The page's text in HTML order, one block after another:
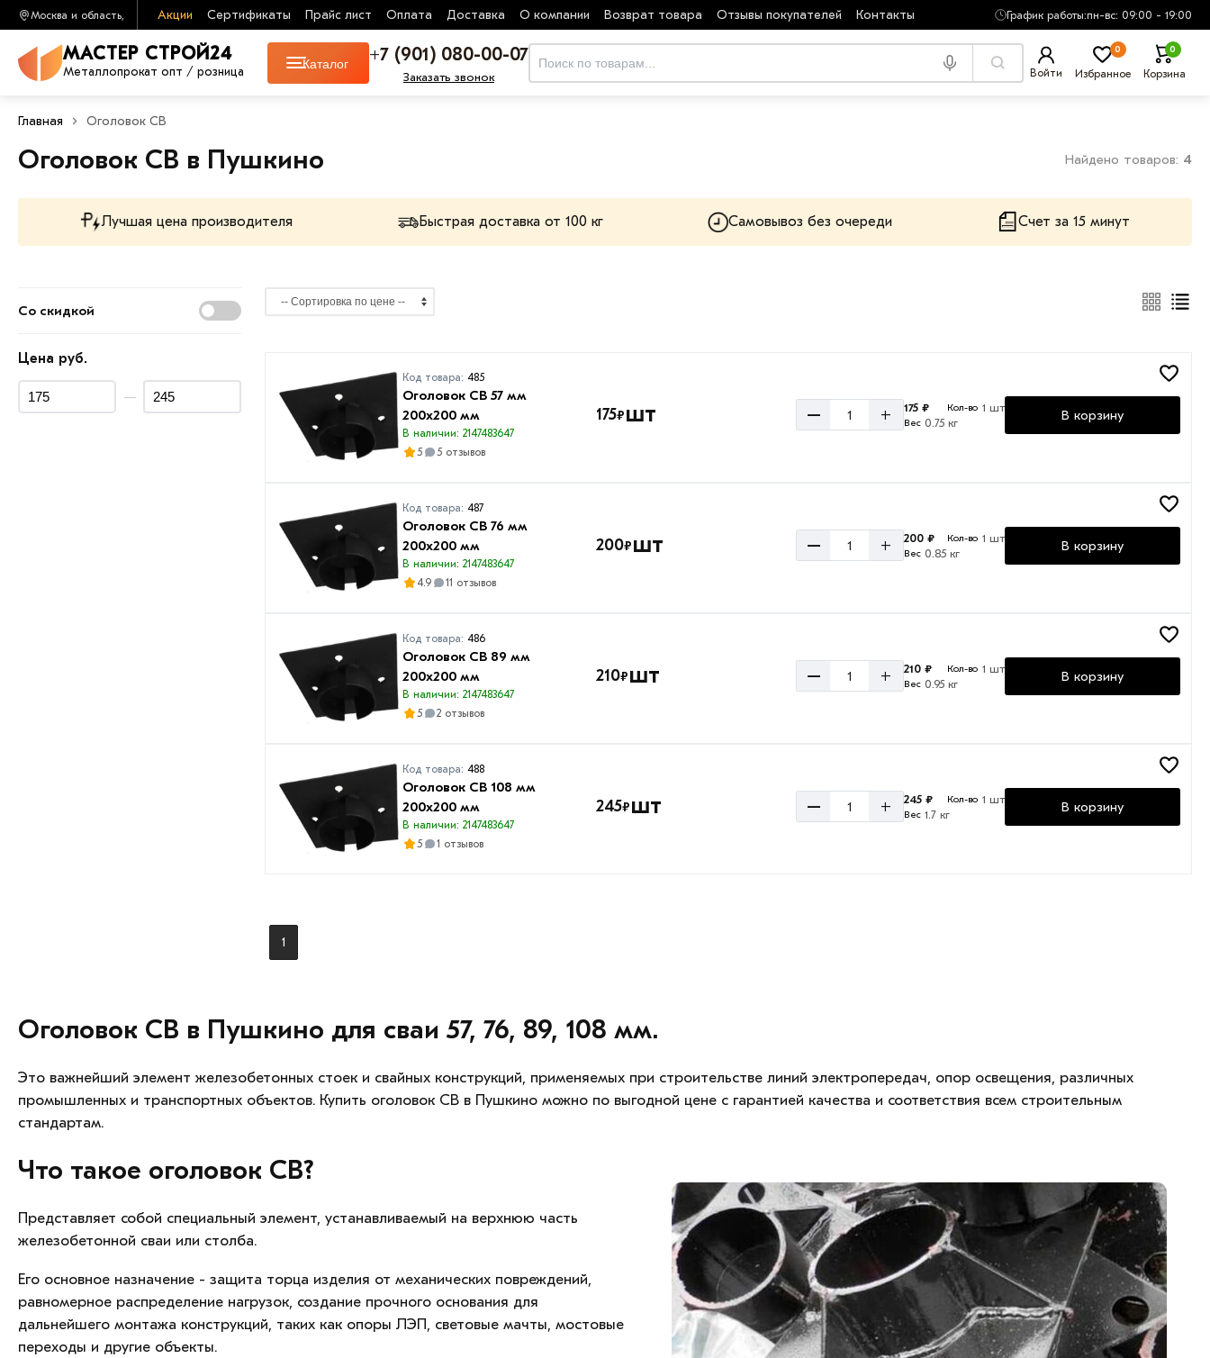
Москва и область, Акции Сертификаты Прайс лист Оплата Доставка О компании Возврат товара Отзывы покупателей Контакты График работы:пн-вс: 09:00 - 19:00
МАСТЕР СТРОЙ24
Металлопрокат опт / розница Каталог +7 (901) 080-00-07
Заказать звонок Войти Избранное
0
Корзина
0
Главная Оголовок СВ
Оголовок СВ в Пушкино Найдено товаров: 4
Лучшая цена производителя Быстрая доставка от 100 кг Самовывоз без очереди Счет за 15 минут
Со скидкой
Цена руб.
—
Код товара: 485
Оголовок СВ 57 мм
200х200 мм
В наличии: 2147483647
5
5 отзывов
175₽шт – + 175 ₽ Кол-во 1 шт
Вес 0.75 кг В корзину
Код товара: 487
Оголовок СВ 76 мм
200х200 мм
В наличии: 2147483647
4.9
11 отзывов
200₽шт – + 200 ₽ Кол-во 1 шт
Вес 0.85 кг В корзину
Код товара: 486
Оголовок СВ 89 мм
200х200 мм
В наличии: 2147483647
5
2 отзывов
210₽шт – + 210 ₽ Кол-во 1 шт
Вес 0.95 кг В корзину
Код товара: 488
Оголовок СВ 108 мм
200х200 мм
В наличии: 2147483647
5
1 отзывов
245₽шт – + 245 ₽ Кол-во 1 шт
Вес 1.7 кг В корзину
1
Оголовок СВ в Пушкино для сваи 57, 76, 89, 108 мм.
Это важнейший элемент железобетонных стоек и свайных конструкций, применяемых при строительстве линий электропередач, опор освещения, различных
промышленных и транспортных объектов. Купить оголовок СВ в Пушкино можно по выгодной цене с гарантией качества и соответствия всем строительным
стандартам.
Что такое оголовок СВ?
Представляет собой специальный элемент, устанавливаемый на верхнюю часть
железобетонной сваи или столба.
Его основное назначение - защита торца изделия от механических повреждений,
равномерное распределение нагрузок, создание прочного основания для
дальнейшего монтажа конструкций, таких как опоры ЛЭП, световые мачты, мостовые
переходы и другие объекты.